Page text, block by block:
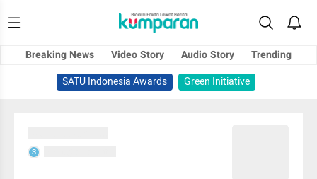
Breaking News Video Story Audio Story
Trending
SATU Indonesia Awards
Green Initiative
S